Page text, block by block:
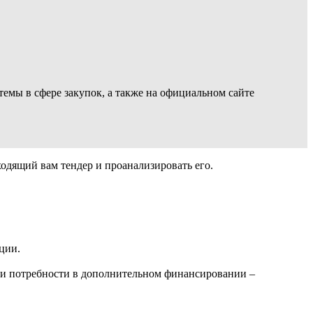
в сфере закупок, а также на официальном сайте
вам тендер и проанализировать его.
потребности в дополнительном финансировании –